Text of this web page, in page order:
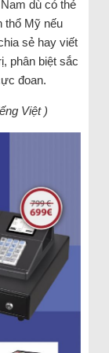
dù có thẻ
thổ Mỹ nếu
sẻ hay viết
phân biệt sắc
đoan.
Việt )